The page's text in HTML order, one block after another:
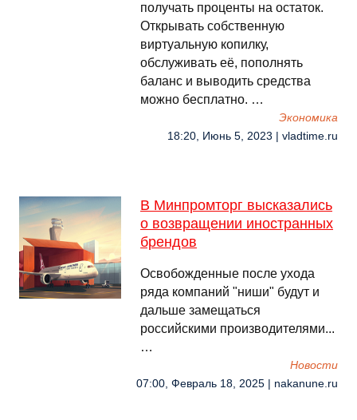
получать проценты на остаток.
Открывать собственную
виртуальную копилку,
обслуживать её, пополнять
баланс и выводить средства
можно бесплатно. …
Экономика
18:20, Июнь 5, 2023 | vladtime.ru
В Минпромторг высказались
о возвращении иностранных
брендов
Освобожденные после ухода
ряда компаний "ниши" будут и
дальше замещаться
российскими производителями...
…
Новости
07:00, Февраль 18, 2025 | nakanune.ru